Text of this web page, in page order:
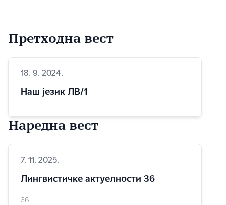
Претходна вест
18. 9. 2024.
Наш језик ЛВ/1
Наредна вест
7. 11. 2025.
Лингвистичке актуелности 36
36